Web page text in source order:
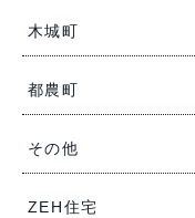
木城町
都農町
その他
ZEH住宅